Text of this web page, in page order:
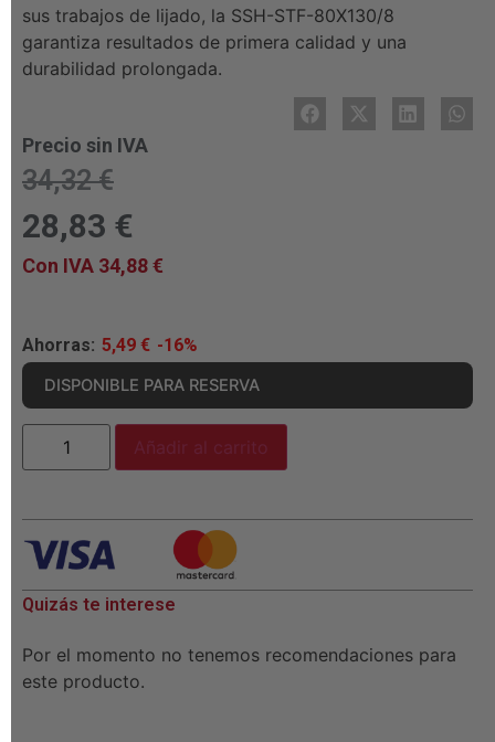
sus trabajos de lijado, la SSH-STF-80X130/8
garantiza resultados de primera calidad y una
durabilidad prolongada.
Precio sin IVA
34,32€
28,83 €
Con IVA 34,88€
Ahorras: 5,49 € -16%
DISPONIBLE PARA RESERVA
Añadir al carrito
Quizás te interese
Por el momento no tenemos recomendaciones para
este producto.